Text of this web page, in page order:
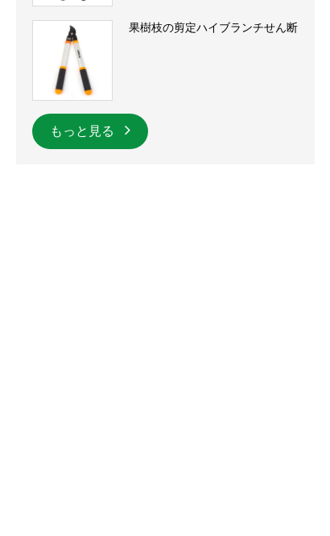
果樹枝の剪定ハイブランチせん断
もっと見る